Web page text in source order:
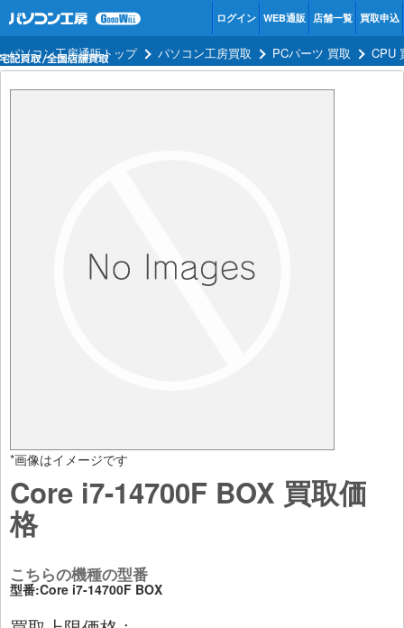
ログイン WEB通販 店舗一覧 買取申込
パソコン工房通販トップ パソコン工房買取 PCパーツ 買取 CPU
*画像はイメージです
Core i7-14700F BOX 買取価
格
こちらの機種の型番
型番:Core i7-14700F BOX